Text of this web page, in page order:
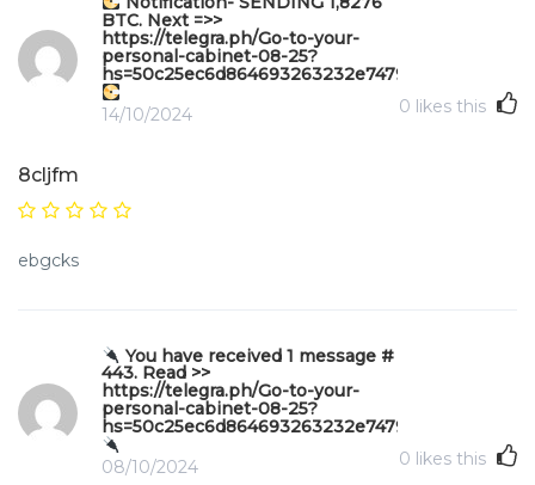
BTC. Next =>>
https://telegra.ph/Go-to-your-
personal-cabinet-08-25?
hs=50c25ec6d864693263232e747970b49f&
14/10/2024
0 likes this
8cljfm
ebgcks
You have received 1 message #
443. Read >>
https://telegra.ph/Go-to-your-
personal-cabinet-08-25?
hs=50c25ec6d864693263232e747970b49f&
08/10/2024
0 likes this